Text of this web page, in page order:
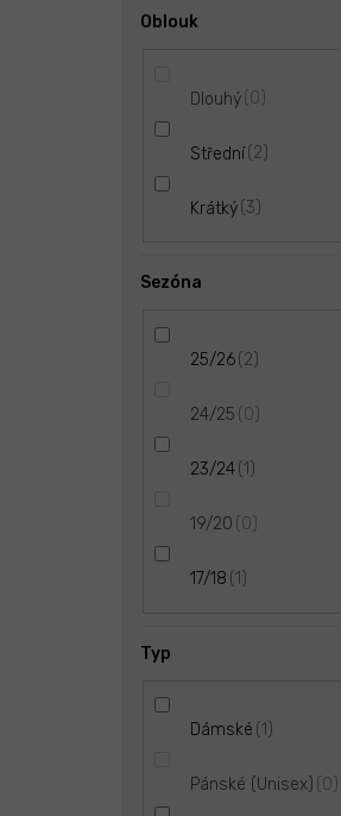
Oblouk
Dlouhý 0
Střední 2
Krátký 3
Sezóna
25/26 2
24/25 0
23/24 1
19/20 0
17/18 1
Typ
Dámské 1
Pánské (Unisex) 0